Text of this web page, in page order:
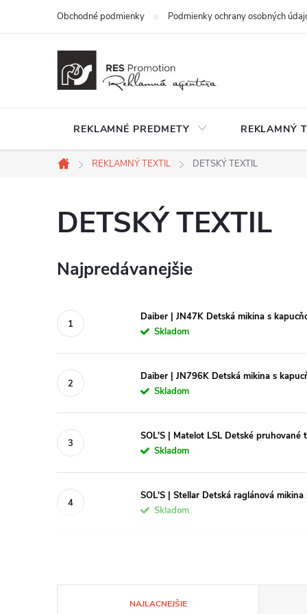
Obchodné podmienky Podmienky ochrany osobných
REKLAMNÉ PREDMETY REKLAMNÝ
Domov
REKLAMNÝ TEXTIL DETSKÝ TEXTIL
DETSKÝ TEXTIL
Najpredávanejšie
Daiber | JN47K Detská mikina s
Skladom
Daiber | JN796K Detská mikina s
Skladom
SOL'S | Matelot LSL Detské pruhované
Skladom
SOL'S | Stellar Detská raglánová
Skladom
NAJLACNEJŠIE